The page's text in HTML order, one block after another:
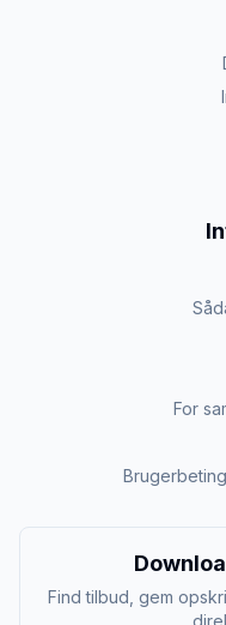
For
Find tilbud, gem